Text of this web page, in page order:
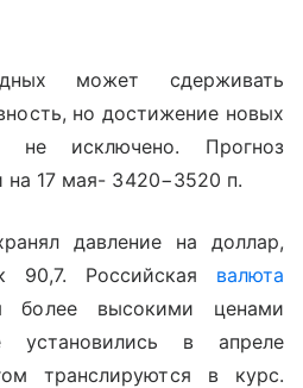
может сдерживать
но достижение новых
не исключено. Прогноз
17 мая- 3420−3520 п.
давление на доллар,
90,7. Российская валюта
более высокими ценами
установились в апреле
транслируются в курс.